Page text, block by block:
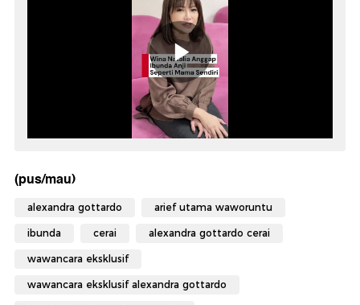
(pus/mau)
alexandra gottardo arief utama waworuntu
ibunda cerai alexandra gottardo cerai
wawancara eksklusif
wawancara eksklusif alexandra gottardo